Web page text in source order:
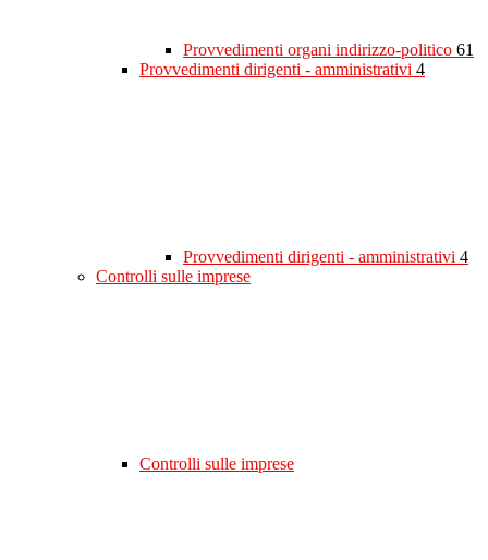
Provvedimenti organi indirizzo-politico 61
Provvedimenti dirigenti - amministrativi 4
Provvedimenti dirigenti - amministrativi 4
Controlli sulle imprese
Controlli sulle imprese